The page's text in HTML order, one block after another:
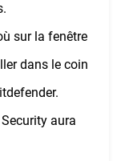
sur la fenêtre
dans le coin
aura